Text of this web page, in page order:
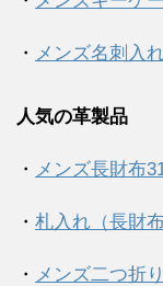
・ メンズ名刺入
人気の革製品
・ メンズ長財布
・ 札入れ（長財
・ メンズ二つ折